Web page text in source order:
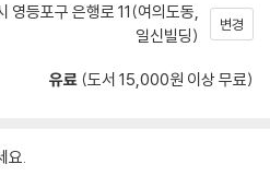
영등포구 은행로 11(여의도동,
일신빌딩)
변경
유료 (도서 15,000원 이상 무료)
요.